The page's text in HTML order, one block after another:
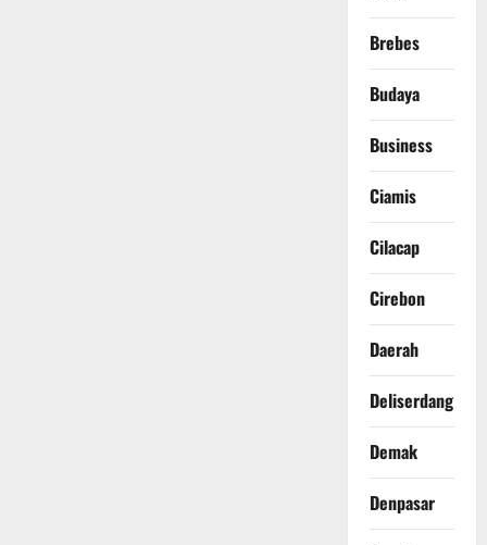
Brebes
Budaya
Business
Ciamis
Cilacap
Cirebon
Daerah
Deliserdang
Demak
Denpasar